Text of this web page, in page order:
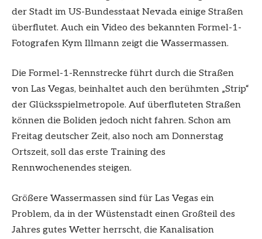
der Stadt im US-Bundesstaat Nevada einige Straßen
überflutet. Auch ein Video des bekannten Formel-1-
Fotografen Kym Illmann zeigt die Wassermassen.
Die Formel-1-Rennstrecke führt durch die Straßen
von Las Vegas, beinhaltet auch den berühmten „Strip“
der Glücksspielmetropole. Auf überfluteten Straßen
können die Boliden jedoch nicht fahren. Schon am
Freitag deutscher Zeit, also noch am Donnerstag
Ortszeit, soll das erste Training des
Rennwochenendes steigen.
Größere Wassermassen sind für Las Vegas ein
Problem, da in der Wüstenstadt einen Großteil des
Jahres gutes Wetter herrscht, die Kanalisation